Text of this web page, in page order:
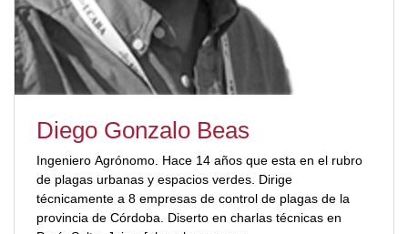
Diego Gonzalo Beas
Ingeniero Agrónomo. Hace 14 años que esta en el rubro
de plagas urbanas y espacios verdes. Dirige
técnicamente a 8 empresas de control de plagas de la
provincia de Córdoba. Diserto en charlas técnicas en